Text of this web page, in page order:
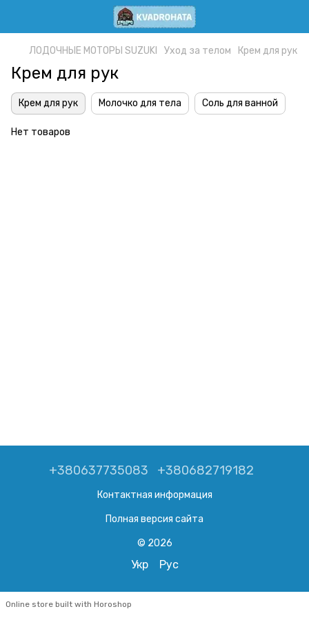
ЛОДОЧНЫЕ МОТОРЫ SUZUKI Уход за телом Крем для рук
Крем для рук
Крем для рук Молочко для тела Соль для ванной
Нет товаров
+380637735083 +380682719182
Контактная информация
Полная версия сайта
© 2026
Укр Рус
Online store built with Horoshop